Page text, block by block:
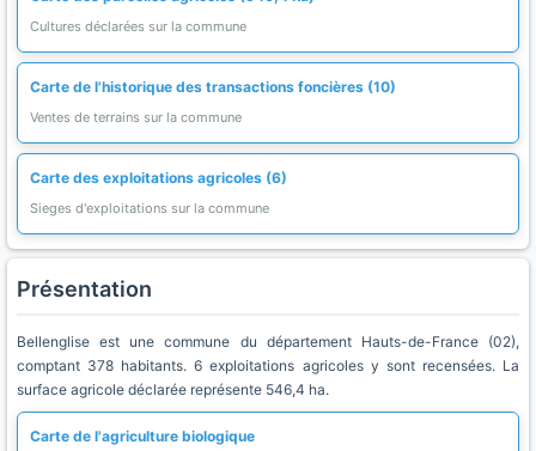
Cultures déclarées sur la commune
Carte de l'historique des transactions foncières (10)
Ventes de terrains sur la commune
Carte des exploitations agricoles (6)
Sieges d'exploitations sur la commune
Présentation
Bellenglise est une commune du département Hauts-de-France (02),
comptant 378 habitants. 6 exploitations agricoles y sont recensées. La
surface agricole déclarée représente 546,4 ha.
Carte de l'agriculture biologique